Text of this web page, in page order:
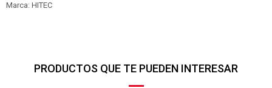
Marca: HITEC
PRODUCTOS QUE TE PUEDEN INTERESAR